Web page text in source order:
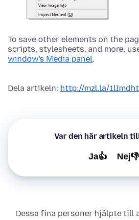
To save other elements on the
scripts, stylesheets, and more,
window's Media panel.
Dela artikeln: http://mzl.la/1lImdht
Var den här artikeln
Ja👍 Nej👎
Dessa fina personer hjälpte till